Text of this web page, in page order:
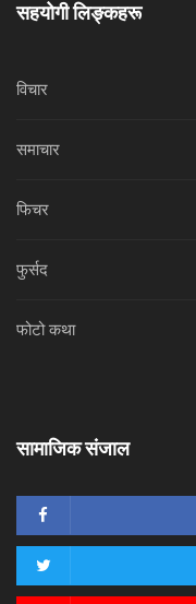
सहयोगी लिङ्कहरू
विचार
समाचार
फिचर
फुर्सद
फोटो कथा
सामाजिक संजाल